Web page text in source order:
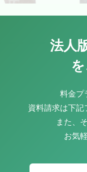
ングを課すことを
の中からポリグロ
で無理なく学べる
いることに加え、
ニングを提供する
フィードバックを
も必要でした。 なお、我々としてはポリグロッツを受
講させておけば大
て本社と英語でや
も実際に英語で行
法人
料金プ
資料請求は下記
また、
お気